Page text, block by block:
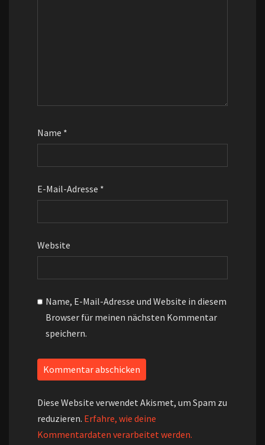
Name *
E-Mail-Adresse *
Website
Name, E-Mail-Adresse und Website in diesem
Browser für meinen nächsten Kommentar
speichern.
Diese Website verwendet Akismet, um Spam zu
reduzieren. Erfahre, wie deine
Kommentardaten verarbeitet werden.